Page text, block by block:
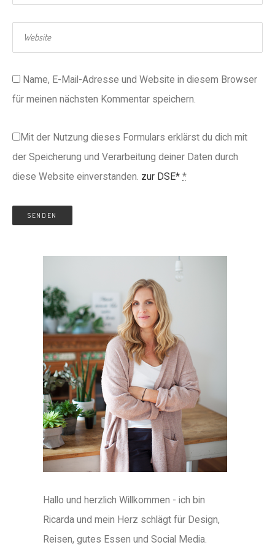
Name, E-Mail-Adresse und Website in diesem Browser
für meinen nächsten Kommentar speichern.
Mit der Nutzung dieses Formulars erklärst du dich mit
der Speicherung und Verarbeitung deiner Daten durch
diese Website einverstanden. zur DSE* *
Hallo und herzlich Willkommen - ich bin
Ricarda und mein Herz schlägt für Design,
Reisen, gutes Essen und Social Media.